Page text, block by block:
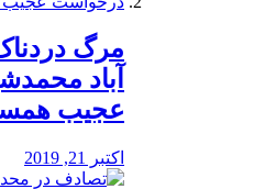
مرگ
آباد
عجیب
اکتبر 21, 2019